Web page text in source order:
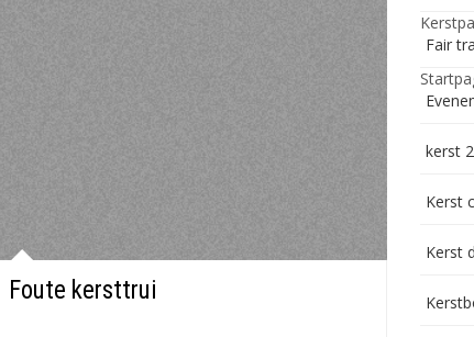
Foute kersttrui
Fair
kerst
Kerst
Kerst